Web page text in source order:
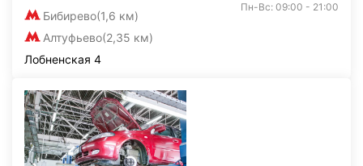
Бибирево(1,6 км)
Алтуфьево(2,35 км)
Пн-Вс: 09:00 - 21:00
Лобненская 4